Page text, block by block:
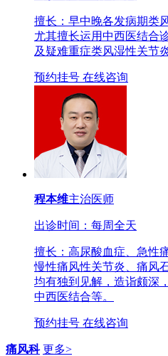
擅长：早中晚各发病期类
尤其擅长运用中西医结合
及疑难重症类风湿性关节炎
预约挂号 在线咨询
程本维主治医师
出诊时间：每周全天
擅长：高尿酸血症、急性
慢性痛风性关节炎、痛风
均有独到见解，造诣颇深
中西医结合等。
预约挂号 在线咨询
痛风科 更多>